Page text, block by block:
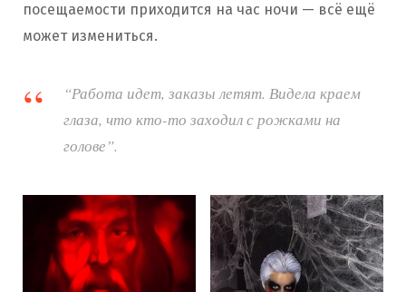
посещаемости приходится на час ночи — всё ещё
может измениться.
“Работа идет, заказы летят. Видела краем
глаза, что кто-то заходил с рожками на
голове”.